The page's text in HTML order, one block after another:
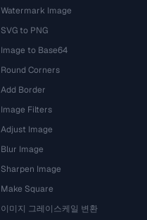
Watermark Image
SVG to PNG
Image to Base64
Round Corners
Add Border
Image Filters
Adjust Image
Blur Image
Sharpen Image
Make Square
이미지 그레이스케일 변환